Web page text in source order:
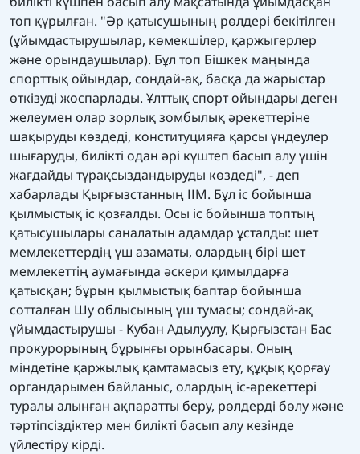
топ құрылған. "Әр қатысушының рөлдері бекітілген
(ұйымдастырушылар, көмекшілер, қаржыгерлер
және орындаушылар). Бұл топ Бішкек маңында
спорттық ойындар, сондай-ақ, басқа да жарыстар
өткізуді жоспарлады. Ұлттық спорт ойындары деген
желеумен олар зорлық зомбылық әрекеттеріне
шақыруды көздеді, конституцияға қарсы үндеулер
шығаруды, билікті одан әрі күштеп басып алу үшін
жағдайды тұрақсыздандыруды көздеді", - деп
хабарлады Қырғызстанның ІІМ. Бұл іс бойынша
қылмыстық іс қозғалды. Осы іс бойынша топтың
қатысушылары саналатын адамдар ұсталды: шет
мемлекеттердің үш азаматы, олардың бірі шет
мемлекеттің аумағында әскери қимылдарға
қатысқан; бұрын қылмыстық баптар бойынша
сотталған Шу облысының үш тумасы; сондай-ақ
ұйымдастырушы - Кубан Адылуулу, Қырғызстан Бас
прокурорының бұрынғы орынбасары. Оның
міндетіне қаржылық қамтамасыз ету, құқық қорғау
органдарымен байланыс, олардың іс-әрекеттері
туралы алынған ақпаратты беру, рөлдерді бөлу және
тәртіпсіздіктер мен билікті басып алу кезінде
үйлестіру кірді.